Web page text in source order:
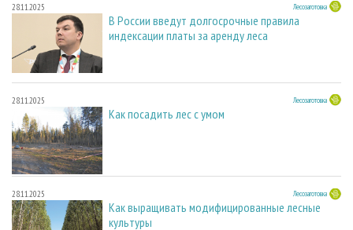
28.11.2025 Лесозаготовка
В России введут долгосрочные правила
индексации платы за аренду леса
28.11.2025 Лесозаготовка
Как посадить лес с умом
28.11.2025 Лесозаготовка
Как выращивать модифицированные лесные
культуры